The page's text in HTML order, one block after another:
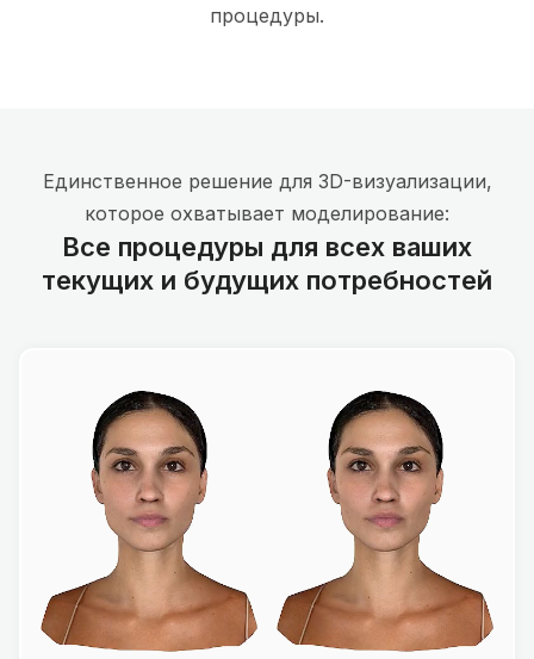
процедуры.
Единственное решение для 3D-визуализации,
которое охватывает моделирование:
Все процедуры для всех ваших
текущих и будущих потребностей